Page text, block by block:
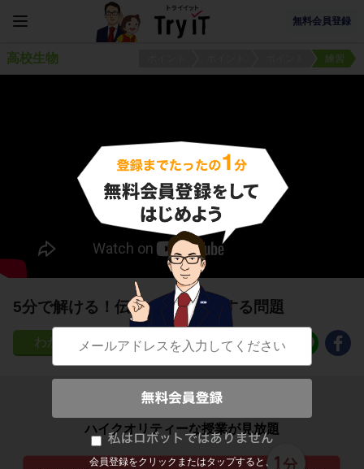
無料会員登録
会員登録をクリックまたはタップすると、
高校生物 練習
5分で解ける！伝導の特徴に関する問題
8
子どもの勉強から大人の学び直しまで
ハイクオリティーな授業が見放題